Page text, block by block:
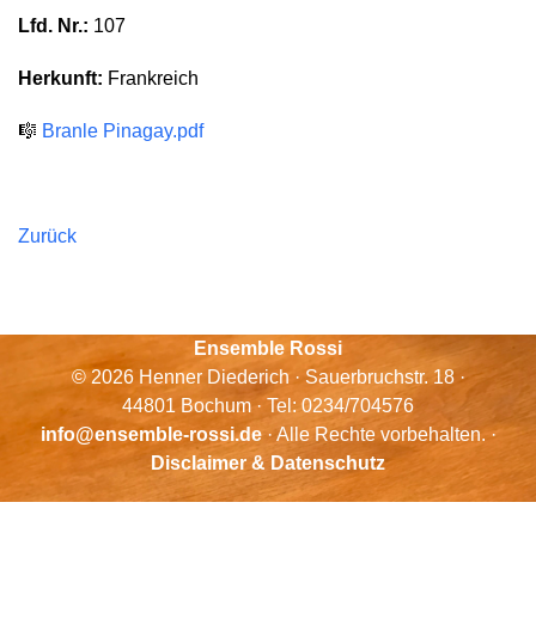
Lfd. Nr.: 107
Herkunft: Frankreich
🎼 Branle Pinagay.pdf
Zurück
Ensemble Rossi
© 2026 Henner Diederich · Sauerbruchstr. 18 ·
44801 Bochum · Tel: 0234/704576
info@ensemble-rossi.de· Alle Rechte vorbehalten. ·
Disclaimer & Datenschutz